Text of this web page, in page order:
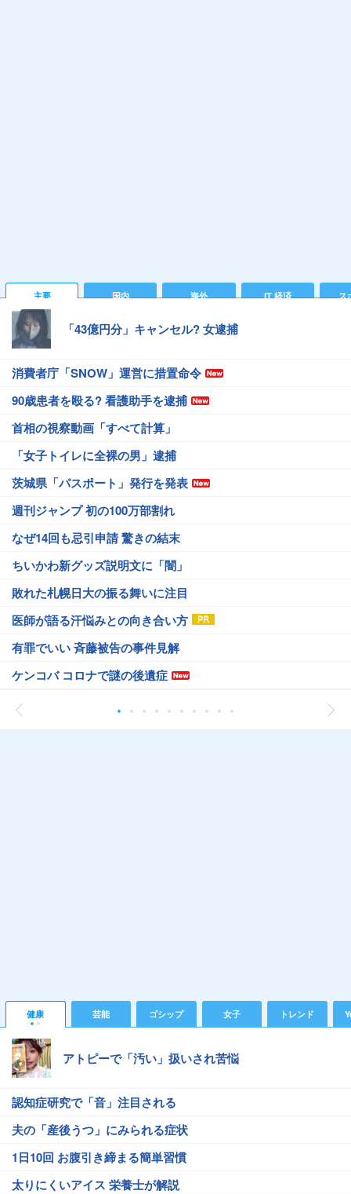
主要 国内 海外 IT 経済 ス
「43億円分」キャンセル? 女逮捕
消費者庁「SNOW」運営に措置命令
90歳患者を殴る? 看護助手を逮捕
首相の視察動画「すべて計算」
「女子トイレに全裸の男」逮捕
茨城県「パスポート」発行を発表
週刊ジャンプ 初の100万部割れ
なぜ14回も忌引申請 驚きの結末
ちいかわ新グッズ説明文に「闇」
敗れた札幌日大の振る舞いに注目
医師が語る汗悩みとの向き合い方
有罪でいい 斉藤被告の事件見解
ケンコバ コロナで謎の後遺症
健康 芸能 ゴシップ 女子 トレンド
アトピーで「汚い」扱いされ苦悩
認知症研究で「音」注目される
夫の「産後うつ」にみられる症状
1日10回 お腹引き締まる簡単習慣
太りにくいアイス 栄養士が解説